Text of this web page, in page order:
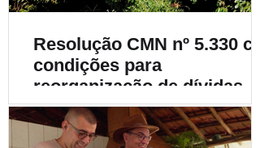
Resolução CMN nº 5.330
condições para
reorganização de dívidas de
cafeicultores